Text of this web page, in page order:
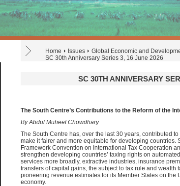
Home Issues Global Economic and
SC 30th Anniversary Series 3, 16 June 2026
SC 30TH ANNIVERSARY
The South Centre’s Contributions to the Reform of the
By Abdul Muheet Chowdhary
The South Centre has, over the last 30 years, contributed
make it fairer and more equitable for developing countries.
Framework Convention on International Tax Cooperation
strengthen developing countries’ taxing rights on
services more broadly, extractive industries, insurance
transfers of capital gains, the subject to tax rule and wealth
pioneering revenue estimates for its Member States on the
economy.